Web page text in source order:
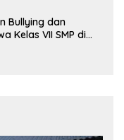
Bullying dan
Kelas VII SMP di